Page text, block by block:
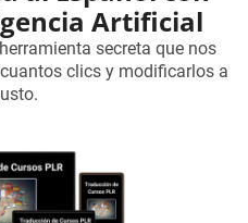
Artificial
secreta que nos
clics y modificarlos a